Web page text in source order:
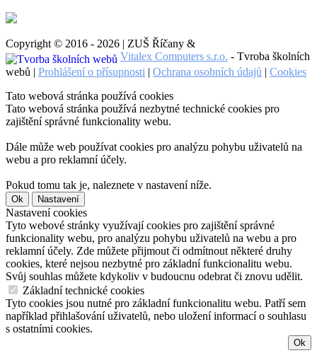
Copyright © 2016 - 2026 | ZUŠ Říčany &
Vitalex Computers s.r.o. - Tvroba školních
webů | Prohlášení o přísupnosti | Ochrana osobních údajů | Cookies
Tato webová stránka používá cookies
Tato webová stránka používá nezbytné technické cookies pro
zajištění správné funkcionality webu.
Dále může web používat cookies pro analýzu pohybu uživatelů na
webu a pro reklamní účely.
Pokud tomu tak je, naleznete v nastavení níže.
Ok Nastavení
Nastavení cookies
Tyto webové stránky využívají cookies pro zajištění správné
funkcionality webu, pro analýzu pohybu uživatelů na webu a pro
reklamní účely. Zde můžete přijmout či odmítnout některé druhy
cookies, které nejsou nezbytné pro základní funkcionalitu webu.
Svůj souhlas můžete kdykoliv v budoucnu odebrat či znovu udělit.
Základní technické cookies
Tyto cookies jsou nutné pro základní funkcionalitu webu. Patří sem
například přihlašování uživatelů, nebo uložení informací o souhlasu
s ostatními cookies.
Ok